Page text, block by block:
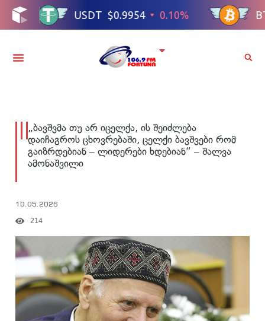
„ბავშვმა თუ არ იცელქა, ის შეიძლება
დაიჩაგროს ცხოვრებაში, ცელქი ბავშვები რომ
გაიზრდებიან – ლიდერები ხდებიან“ – შალვა
ამონაშვილი
10.05.2026
214